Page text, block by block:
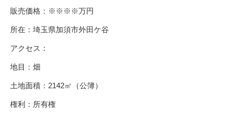
販売価格：※※※※万円
所在：埼玉県加須市外田ケ谷
アクセス：
地目：畑
土地面積：2142㎡（公簿）
権利：所有権